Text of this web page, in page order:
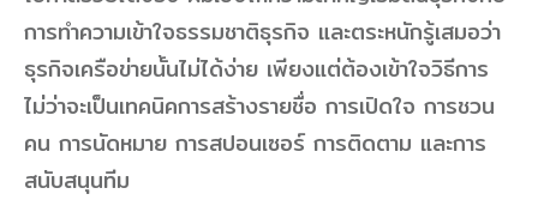
การทำความเข้าใจธรรมชาติธุรกิจ และตระหนักรู้เสมอว่า
ธุรกิจเครือข่ายนั้นไม่ได้ง่าย เพียงแต่ต้องเข้าใจวิธีการ
ไม่ว่าจะเป็นเทคนิคการสร้างรายชื่อ การเปิดใจ การชวน
คน การนัดหมาย การสปอนเซอร์ การติดตาม และการ
สนับสนุนทีม